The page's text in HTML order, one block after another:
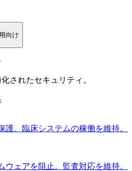
向け
されたセキュリティ。
護。臨床システムの稼働を維持。
ウェアを阻止。監査対応を維持。